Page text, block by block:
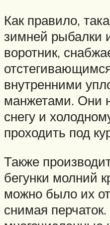
Как правило,
зимней рыбалки
воротник,
внутренними
манжетами. Они
снегу и
проходить под
Также
бегунки молний
можно было их
снимая